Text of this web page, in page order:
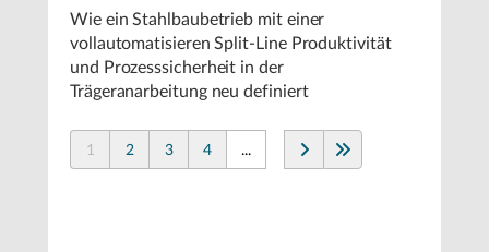
Wie ein Stahlbaubetrieb mit einer
vollautomatisieren Split-Line Produktivität
und Prozesssicherheit in der
Trägeranarbeitung neu definiert
1 2 3 4 ...